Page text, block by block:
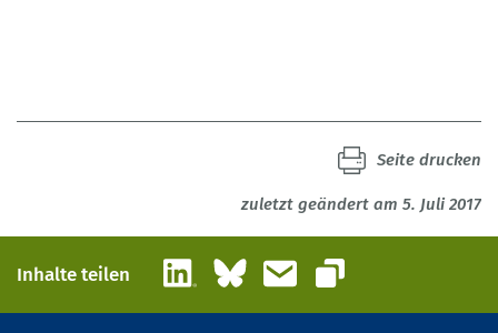
zuletzt geändert am 5. Juli 2017
Seite drucken
Inhalte teilen LinkedInBlueskyE-Mail
Link kopieren